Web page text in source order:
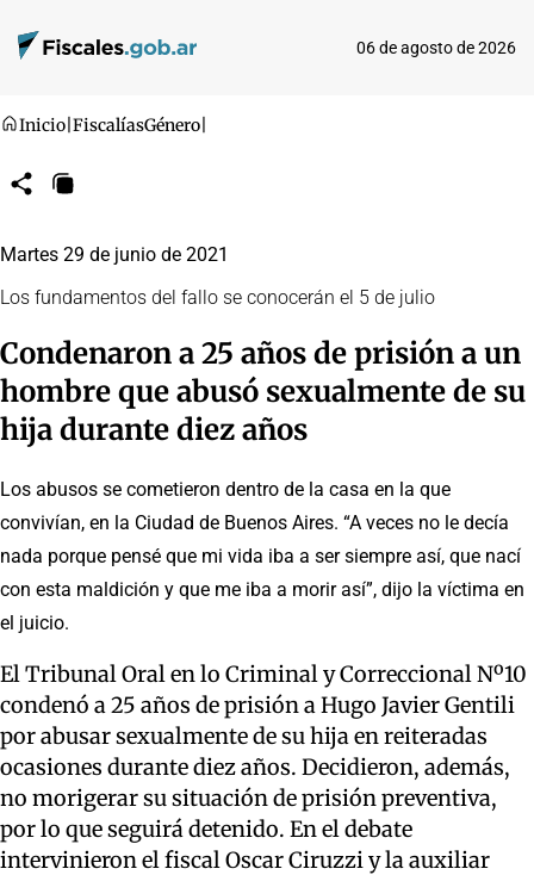
06 de agosto de 2026
Inicio FiscalíasGénero
CompartirCopiar
Martes 29 de junio de 2021
Los fundamentos del fallo se conocerán el 5 de julio
Condenaron a 25 años de prisión a un
hombre que abusó sexualmente de su
hija durante diez años
Los abusos se cometieron dentro de la casa en la que
convivían, en la Ciudad de Buenos Aires. “A veces no le decía
nada porque pensé que mi vida iba a ser siempre así, que nací
con esta maldición y que me iba a morir así”, dijo la víctima en
el juicio.
El Tribunal Oral en lo Criminal y Correccional Nº10
condenó a 25 años de prisión a Hugo Javier Gentili
por abusar sexualmente de su hija en reiteradas
ocasiones durante diez años. Decidieron, además,
no morigerar su situación de prisión preventiva,
por lo que seguirá detenido. En el debate
intervinieron el fiscal Oscar Ciruzzi y la auxiliar